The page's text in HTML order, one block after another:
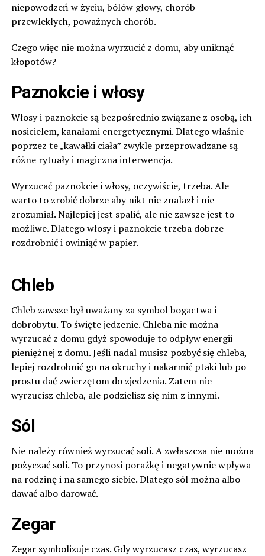
niepowodzeń w życiu, bólów głowy, chorób
przewlekłych, poważnych chorób.
Czego więc nie można wyrzucić z domu, aby uniknąć
kłopotów?
Paznokcie i włosy
Włosy i paznokcie są bezpośrednio związane z osobą, ich
nosicielem, kanałami energetycznymi. Dlatego właśnie
poprzez te „kawałki ciała” zwykle przeprowadzane są
różne rytuały i magiczna interwencja.
Wyrzucać paznokcie i włosy, oczywiście, trzeba. Ale
warto to zrobić dobrze aby nikt nie znalazł i nie
zrozumiał. Najlepiej jest spalić, ale nie zawsze jest to
możliwe. Dlatego włosy i paznokcie trzeba dobrze
rozdrobnić i owiniąć w papier.
Chleb
Chleb zawsze był uważany za symbol bogactwa i
dobrobytu. To święte jedzenie. Chleba nie można
wyrzucać z domu gdyż spowoduje to odpływ energii
pieniężnej z domu. Jeśli nadal musisz pozbyć się chleba,
lepiej rozdrobnić go na okruchy i nakarmić ptaki lub po
prostu dać zwierzętom do zjedzenia. Zatem nie
wyrzucisz chleba, ale podzielisz się nim z innymi.
Sól
Nie należy również wyrzucać soli. A zwłaszcza nie można
pożyczać soli. To przynosi porażkę i negatywnie wpływa
na rodzinę i na samego siebie. Dlatego sól można albo
dawać albo darować.
Zegar
Zegar symbolizuje czas. Gdy wyrzucasz czas, wyrzucasz